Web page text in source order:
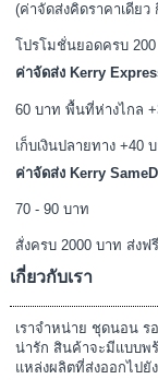
(ค่าจัดส่งคิดราคาเดีย
โปรโมชั่นยอดครบ
ค่าจัดส่ง Kerry
60 บาท พื้นที่ห่างไกล
เก็บเงินปลายทาง +40
ค่าจัดส่ง Kerry
70 - 90 บาท
สั่งครบ 2000 บาท ส่งฟ
เกี่ยวกับเรา
เราจำหน่าย ชุดนอน ร
น่ารัก สินค้าจะมีแบบพ
แหล่งผลิตที่ส่งออกไปยั